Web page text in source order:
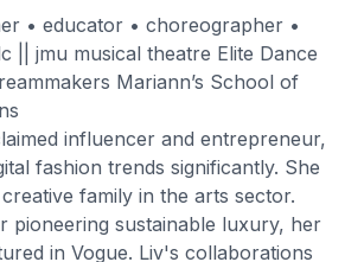
• educator • choreographer •
|| jmu musical theatre Elite Dance
Mariann’s School of
influencer and entrepreneur,
fashion trends significantly. She
family in the arts sector.
pioneering sustainable luxury, her
in Vogue. Liv's collaborations